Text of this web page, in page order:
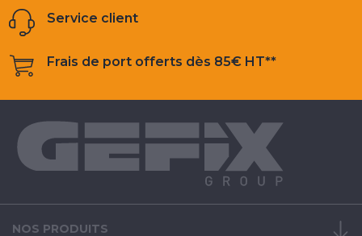
Service client
Frais de port offerts dès 85€ HT**
NOS PRODUITS